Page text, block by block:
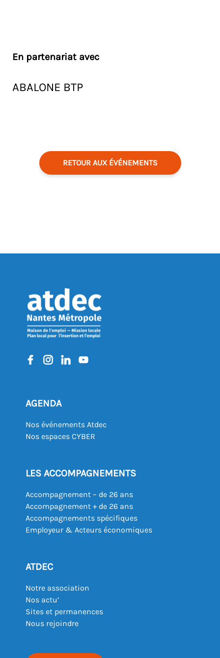
En partenariat avec
ABALONE BTP
RETOUR AUX ÉVÉNEMENTS
AGENDA
Nos événements Atdec
Nos espaces CYBER
LES ACCOMPAGNEMENTS
Accompagnement – de 26 ans
Accompagnement + de 26 ans
Accompagnements spécifiques
Employeur & Acteurs économiques
ATDEC
Notre association
Nos actu’
Sites et permanences
Nous rejoindre